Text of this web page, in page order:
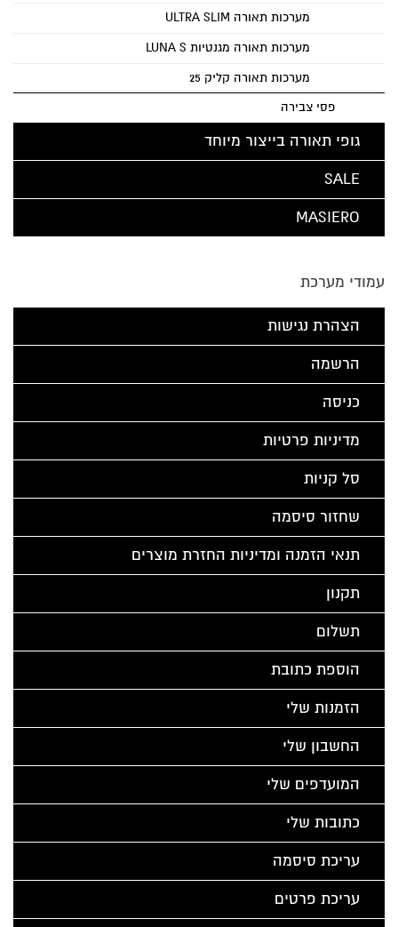
מערכות תאורה ULTRA SLIM
מערכות תאורה מגנטיות LUNA S
מערכות תאורה קליק 25
פסי צבירה
גופי תאורה בייצור מיוחד
SALE
MASIERO
עמודי מערכת
הצהרת נגישות
הרשמה
כניסה
מדיניות פרטיות
סל קניות
שחזור סיסמה
תנאי הזמנה ומדיניות החזרת מוצרים
תקנון
תשלום
הוספת כתובת
הזמנות שלי
החשבון שלי
המועדפים שלי
כתובות שלי
עריכת סיסמה
עריכת פרטים